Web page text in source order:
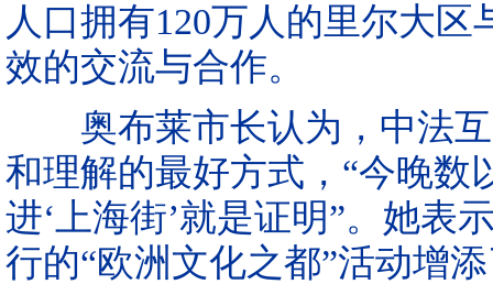
人口拥有120万人的里尔大
效的交流与合作。
奥布莱市长认为，中法互
和理解的最好方式，“今晚数
进‘上海街’就是证明”。她表
行的“欧洲文化之都”活动增